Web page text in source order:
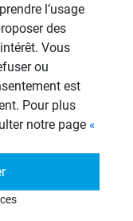
l’usage
des
Vous
ou
est
Pour plus
notre page «